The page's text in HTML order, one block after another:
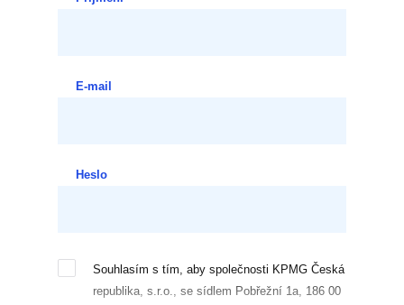
E-mail
Heslo
Souhlasím s tím, aby společnosti KPMG Česká
republika, s.r.o., se sídlem Pobřežní 1a, 186 00